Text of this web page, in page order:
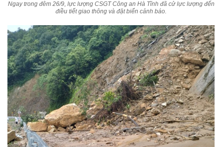
Ngay trong đêm 26/9, lực lượng CSGT Công an Hà Tĩnh đã cử lực lượng đến
điều tiết giao thông và đặt biển cảnh báo.